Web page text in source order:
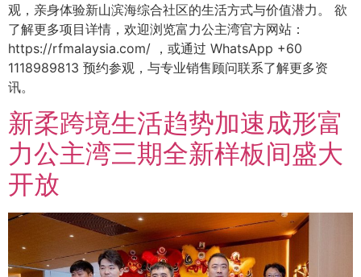
观，亲身体验新山滨海综合社区的生活方式与价值潜力。 欲
了解更多项目详情，欢迎浏览富力公主湾官方网站：
https://rfmalaysia.com/ ，或通过 WhatsApp +60
1118989813 预约参观，与专业销售顾问联系了解更多资
讯。
新柔跨境生活趋势加速成形富
力公主湾三期全新样板间盛大
开放